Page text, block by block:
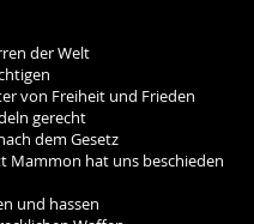
Welt
und Frieden
Gesetz
hat uns beschieden
hassen